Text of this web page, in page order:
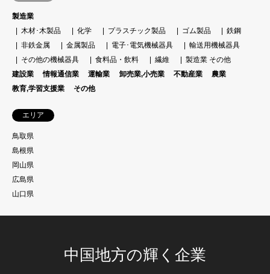
製造業
木材･木製品
化学 プラスチック製品 ゴム製品
鉄鋼
非鉄金属
金属製品 電子･電気機械器具
輸送用機械器具
その他の機械器具
食料品・飲料 繊維
製造業 その他
建設業
情報通信業 運輸業 卸売業,小売業 不動産業
農業
教育,学習支援業
その他
エリア
鳥取県
島根県
岡山県
広島県
山口県
中国地方の輝く企業